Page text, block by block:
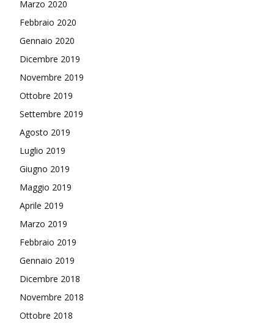
Marzo 2020
Febbraio 2020
Gennaio 2020
Dicembre 2019
Novembre 2019
Ottobre 2019
Settembre 2019
Agosto 2019
Luglio 2019
Giugno 2019
Maggio 2019
Aprile 2019
Marzo 2019
Febbraio 2019
Gennaio 2019
Dicembre 2018
Novembre 2018
Ottobre 2018